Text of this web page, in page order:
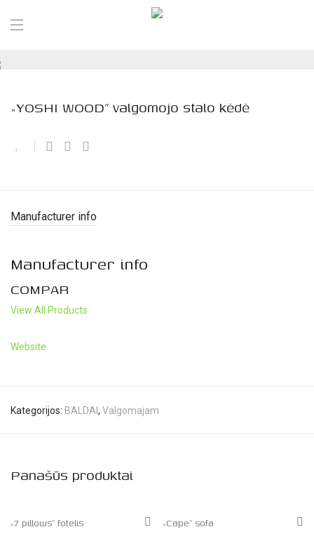
„YOSHI WOOD” valgomojo stalo kėdė
Manufacturer info
Manufacturer info
COMPAR
View All Products
Website
Kategorijos: BALDAI , Valgomajam
Panašūs produktai
„7 pillows” fotelis „Cape” sofa